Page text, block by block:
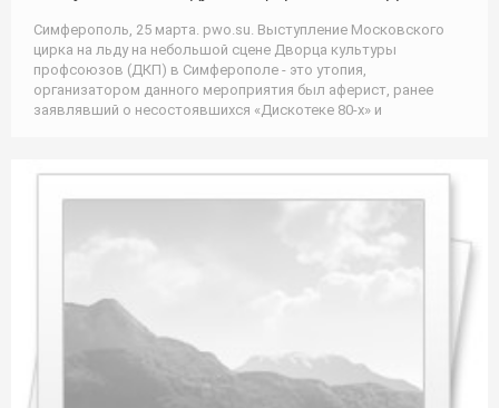
Симферополь, 25 марта. pwo.su. Выступление Московского
цирка на льду на небольшой сцене Дворца культуры
профсоюзов (ДКП) в Симферополе - это утопия,
организатором данного мероприятия был аферист, ранее
заявлявший о несостоявшихся «Дискотеке 80-х» и